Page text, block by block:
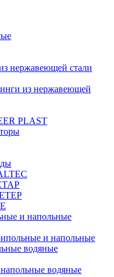
нержавеющей стали
из нержавеющей
PLAST
и напольные
и напольные
водяные
водяные